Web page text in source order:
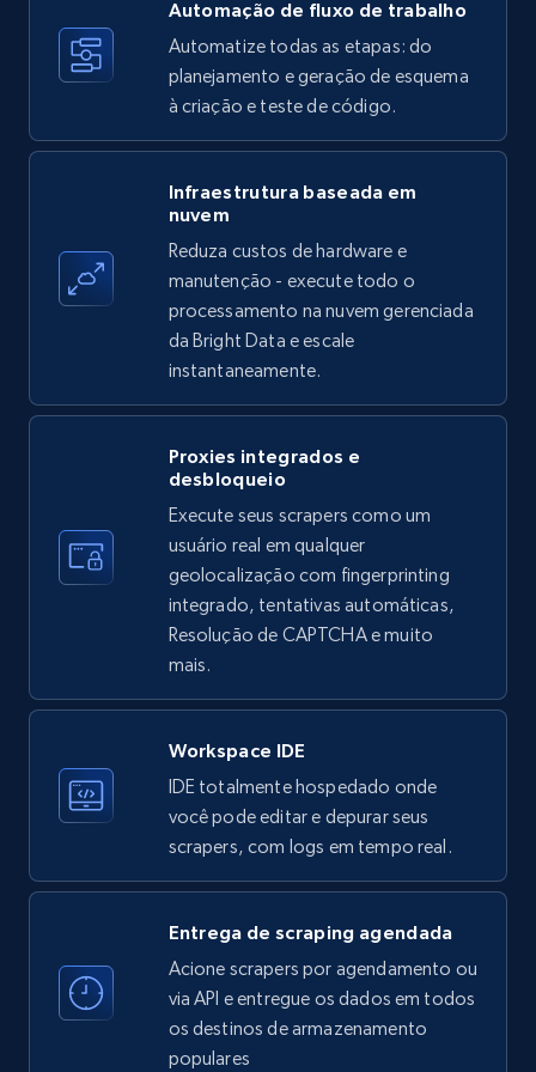
35.3K+ 5.7K+ Comece grátis
Amazon products - find products by using
upc numbers
Title, Seller name, Brand, Description, Initial
price, Currency, Availability, Reviews count, and
more.
5.7K+ Comece grátis
LinkedIn company information
ID, Name, Country code, Locations, Followers,
Employees in linkedin, About, Specialties, and
more.
3.5K+ Comece grátis
Instagram - Profiles
Account, Fbid, ID, Followers, Posts count, Is
business account, Is professional account, Is
verified, and more.
Instagram - Profiles - Collect profile
information by user name
Automação de fluxo de trabalho
Automatize todas as etapas: do
planejamento e geração de esquema
à criação e teste de código.
Infraestrutura baseada em
nuvem
Reduza custos de hardware e
manutenção - execute todo o
processamento na nuvem gerenciada
da Bright Data e escale
instantaneamente.
Proxies integrados e
desbloqueio
Execute seus scrapers como um
usuário real em qualquer
geolocalização com fingerprinting
integrado, tentativas automáticas,
Resolução de CAPTCHA e muito
mais.
Workspace IDE
IDE totalmente hospedado onde
você pode editar e depurar seus
scrapers, com logs em tempo real.
Entrega de scraping agendada
Acione scrapers por agendamento ou
via API e entregue os dados em todos
os destinos de armazenamento
populares